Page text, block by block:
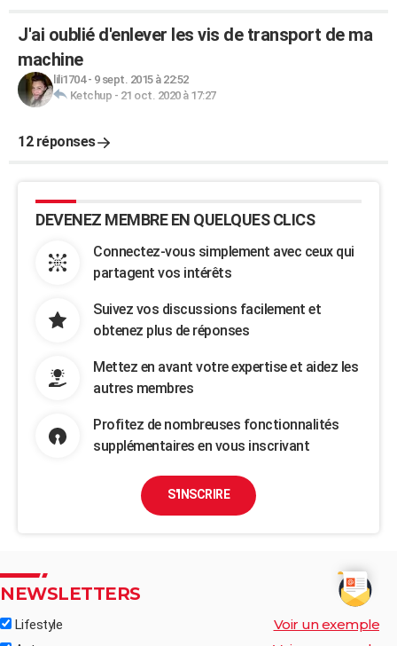
J'ai oublié d'enlever les vis de transport de ma
machine
lili1704- 9 sept. 2015 à 22:52
Ketchup - 21 oct. 2020 à 17:27
12 réponses
DEVENEZ MEMBRE EN QUELQUES CLICS
Connectez-vous simplement avec ceux qui
partagent vos intérêts
Suivez vos discussions facilement et
obtenez plus de réponses
Mettez en avant votre expertise et aidez les
autres membres
Profitez de nombreuses fonctionnalités
supplémentaires en vous inscrivant
S'INSCRIRE
NEWSLETTERS
Lifestyle Voir un exemple